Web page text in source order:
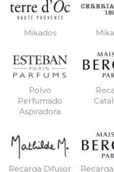
Mikados
Polvo
Perfumado
Aspiradora
Recarga Difusor